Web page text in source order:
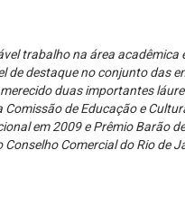
trabalho na área acadêmica
de destaque no conjunto das
duas importantes
de Educação e
em 2009 e Prêmio Barão
Comercial do Rio de